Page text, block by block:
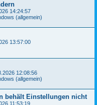
14:24:57
(allgemein)
13:57:00
12:08:56
(allgemein)
behält Einstellungen nicht
11:53:19